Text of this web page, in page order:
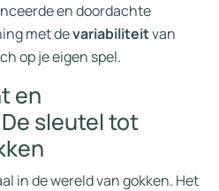
en doordachte
met devariabiliteitvan
op je eigen spel.
en
sleutel tot
in de wereld van gokken. Het